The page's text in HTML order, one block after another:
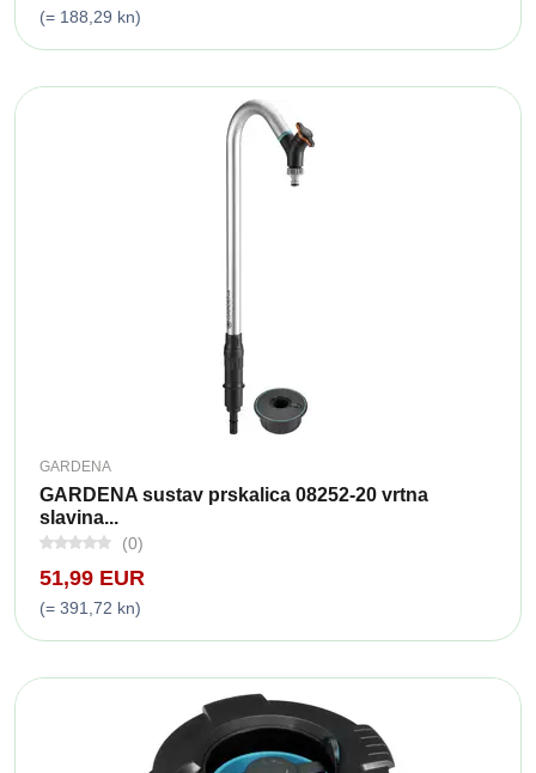
(= 188,29 kn)
GARDENA
GARDENA sustav prskalica 08252-20 vrtna
slavina...
(0)
51,99 EUR
(= 391,72 kn)